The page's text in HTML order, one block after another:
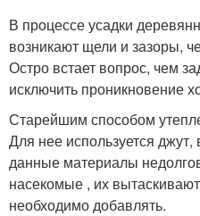
В процессе усадки
возникают щели и зазоры,
Остро встает вопрос, чем
исключить проникновение
Старейшим способом
Для нее используется
данные материалы
насекомые , их
необходимо добавлять.